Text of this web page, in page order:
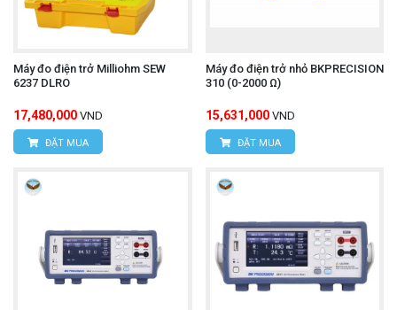
Máy đo điện trở Milliohm SEW
6237 DLRO
17,480,000 VND
ĐẶT MUA
Máy đo điện trở nhỏ BKPRECISION
310 (0-2000 Ω)
15,631,000 VND
ĐẶT MUA